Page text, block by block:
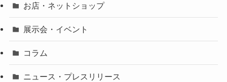
お店・ネットショップ
展示会・イベント
コラム
ニュース・プレスリリース